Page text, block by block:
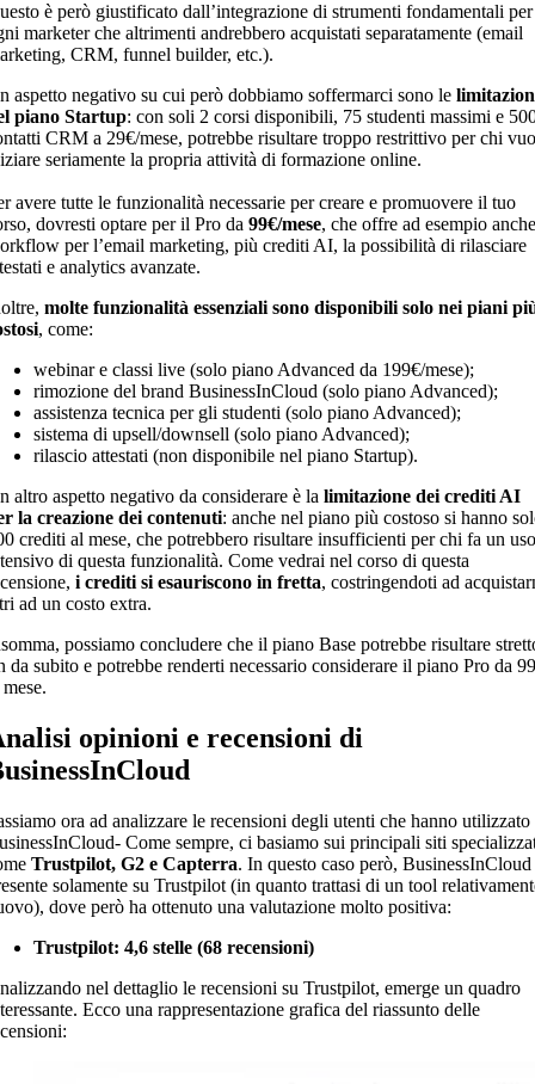
è però giustificato dall’integrazione di strumenti fondamentali per
marketer che altrimenti andrebbero acquistati separatamente (email
CRM, funnel builder, etc.).
aspetto negativo su cui però dobbiamo soffermarci sono le
piano Startup: con soli 2 corsi disponibili, 75 studenti massimi e
CRM a 29€/mese, potrebbe risultare troppo restrittivo per chi
seriamente la propria attività di formazione online.
avere tutte le funzionalità necessarie per creare e promuovere il tuo
dovresti optare per il Pro da 99€/mese, che offre ad esempio
per l’email marketing, più crediti AI, la possibilità di rilasciare
e analytics avanzate.
molte funzionalità essenziali sono disponibili solo nei piani
, come:
webinar e classi live (solo piano Advanced da 199€/mese);
rimozione del brand BusinessInCloud (solo piano Advanced);
assistenza tecnica per gli studenti (solo piano Advanced);
sistema di upsell/downsell (solo piano Advanced);
rilascio attestati (non disponibile nel piano Startup).
altro aspetto negativo da considerare è la limitazione dei crediti AI
la creazione dei contenuti: anche nel piano più costoso si hanno
crediti al mese, che potrebbero risultare insufficienti per chi fa un uso
di questa funzionalità. Come vedrai nel corso di questa
i crediti si esauriscono in fretta, costringendoti ad
ad un costo extra.
possiamo concludere che il piano Base potrebbe risultare
da subito e potrebbe renderti necessario considerare il piano Pro da
opinioni e recensioni di
ora ad analizzare le recensioni degli utenti che hanno utilizzato
Come sempre, ci basiamo sui principali siti
Trustpilot, G2 e Capterra. In questo caso però, BusinessInCloud
solamente su Trustpilot (in quanto trattasi di un tool
dove però ha ottenuto una valutazione molto positiva:
Trustpilot: 4,6 stelle (68 recensioni)
nel dettaglio le recensioni su Trustpilot, emerge un quadro
Ecco una rappresentazione grafica del riassunto delle